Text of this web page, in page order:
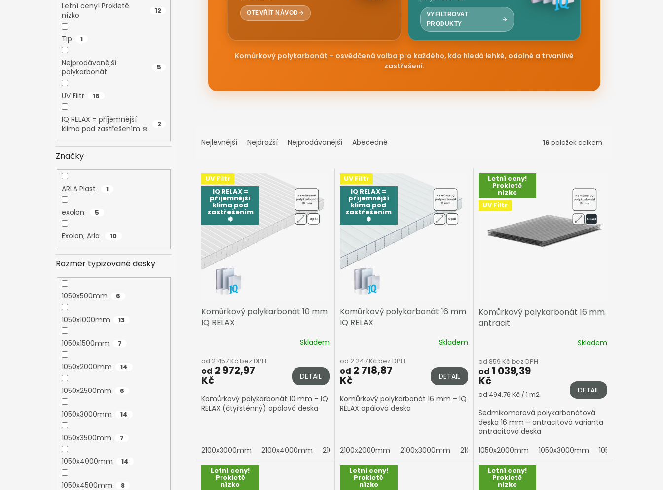
Letní ceny! Prokletě
nízko
12
Tip 1
Nejprodávanější
polykarbonát
5
UV Filtr 16
IQ RELAX = příjemnější
klima pod zastřešením ❄️
2
Značky
ARLA Plast 1
exolon 5
Exolon; Arla 10
Rozměr typizované desky
1050x500mm 6
1050x1000mm 13
1050x1500mm 7
1050x2000mm 14
1050x2500mm 6
1050x3000mm 14
1050x3500mm 7
1050x4000mm 14
1050x4500mm 8
a
n
d
u
ů
Nejlevnější Nejdražší Nejprodávanější Abecedně 16 položek celkem
V
p
o
d
u
UV Filtr
IQ RELAX =
příjemnější
klima pod
zastřešením
❄️
Komůrkový polykarbonát 10 mm
IQ RELAX
Skladem
od 2 457 Kč bez DPH
od 2 972,97
Kč DETAIL
Komůrkový polykarbonát 10 mm – IQ
RELAX (čtyřstěnný) opálová deska
2100x3000mm 2100x4000mm 2100x5000mm 2100x6000mm 2100x7000mm
UV Filtr
IQ RELAX =
příjemnější
klima pod
zastřešením
❄️
Komůrkový polykarbonát 16 mm
IQ RELAX
Skladem
od 2 247 Kč bez DPH
od 2 718,87
Kč DETAIL
Komůrkový polykarbonát 16 mm – IQ
RELAX opálová deska
2100x2000mm 2100x3000mm 2100x4000mm 2100x5000mm 2100x6000mm
Letní ceny!
Prokletě
nízko
UV Filtr
Komůrkový polykarbonát 16 mm
antracit
Skladem
od 859 Kč bez DPH
od 1 039,39
Kč
Měrná
od 494,76 Kč / 1 m2 DETAIL
Sedmikomorová polykarbonátová
deska 16 mm – antracitová varianta
antracitová deska
1050x2000mm
1050x3000mm 1050x4000mm
Letní ceny!
Prokletě
nízko
Letní ceny!
Prokletě
nízko
Letní ceny!
Prokletě
nízko